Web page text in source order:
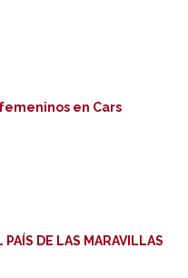
en Cars
PAÍS DE LAS MARAVILLAS